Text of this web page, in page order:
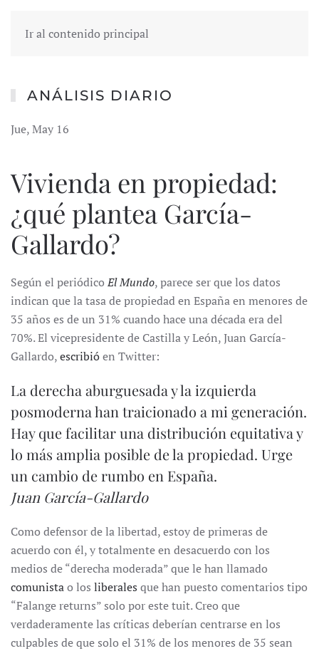
Ir al contenido principal
ANÁLISIS DIARIO
Jue, May 16
Vivienda en propiedad:
¿qué plantea García-
Gallardo?
Según el periódicoEl Mundo, parece ser que los datos
indican que la tasa de propiedad en España en menores de
35 años es de un 31% cuando hace una década era del
70%. El vicepresidente de Castilla y León, Juan García-
Gallardo,escribióen Twitter:
La derecha aburguesada y la izquierda
posmoderna han traicionado a mi generación.
Hay que facilitar una distribución equitativa y
lo más amplia posible de la propiedad. Urge
un cambio de rumbo en España.
Juan García-Gallardo
Como defensor de la libertad, estoy de primeras de
acuerdo con él, y totalmente en desacuerdo con los
medios de “derecha moderada” que le han llamado
comunistao los liberales que han puesto comentarios tipo
“Falange returns” solo por este tuit. Creo que
verdaderamente las críticas deberían centrarse en los
culpables de que solo el 31% de los menores de 35 sean